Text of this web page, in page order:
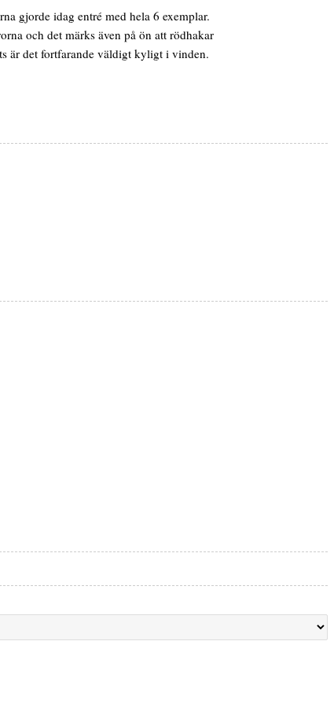
gjorde idag entré med hela 6 exemplar.
och det märks även på ön att rödhakar
är det fortfarande väldigt kyligt i vinden.